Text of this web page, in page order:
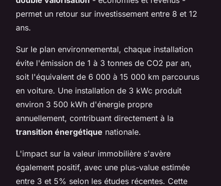
permet un retour sur investissement entre 8 et 12
ans.
Sur le plan environnemental, chaque installation
évite l'émission de 1 à 3 tonnes de CO2 par an,
soit l'équivalent de 6 000 à 15 000 km parcourus
en voiture. Une installation de 3 kWc produit
environ 3 500 kWh d'énergie propre
annuellement, contribuant directement à la
transition énergétique nationale.
L'impact sur la valeur immobilière s'avère
également positif, avec une plus-value estimée
entre 3 et 5% selon les études récentes. Cette